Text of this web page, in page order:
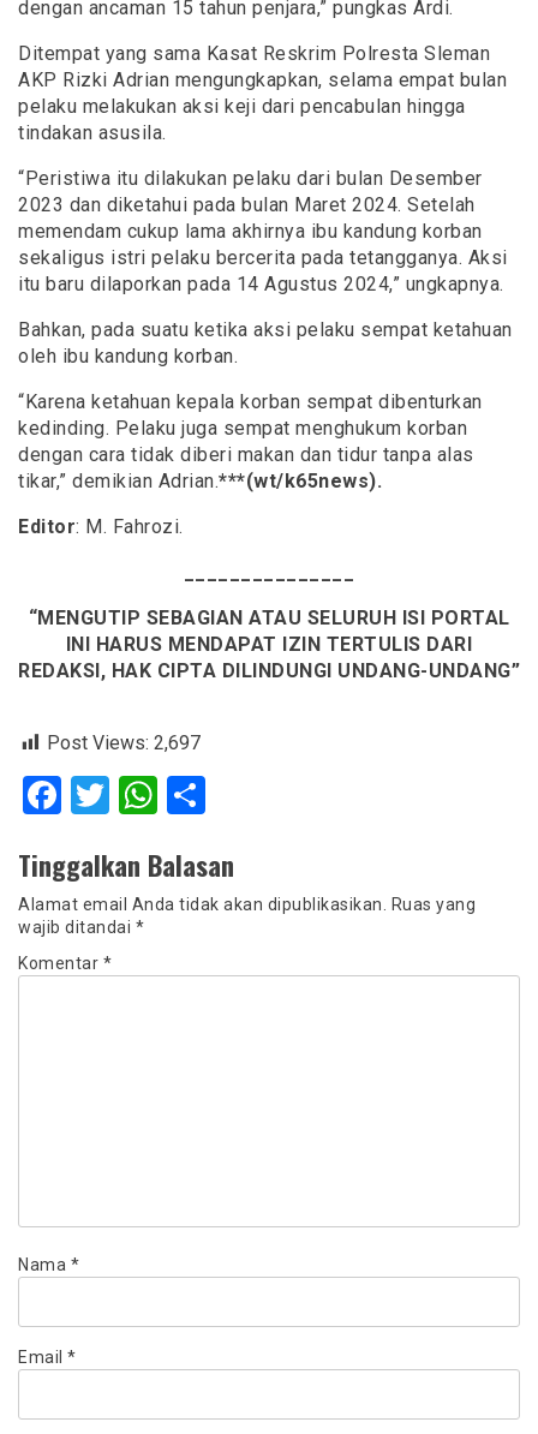
dengan ancaman 15 tahun penjara,” pungkas Ardi.
Ditempat yang sama Kasat Reskrim Polresta Sleman
AKP Rizki Adrian mengungkapkan, selama empat bulan
pelaku melakukan aksi keji dari pencabulan hingga
tindakan asusila.
“Peristiwa itu dilakukan pelaku dari bulan Desember
2023 dan diketahui pada bulan Maret 2024. Setelah
memendam cukup lama akhirnya ibu kandung korban
sekaligus istri pelaku bercerita pada tetangganya. Aksi
itu baru dilaporkan pada 14 Agustus 2024,” ungkapnya.
Bahkan, pada suatu ketika aksi pelaku sempat ketahuan
oleh ibu kandung korban.
“Karena ketahuan kepala korban sempat dibenturkan
kedinding. Pelaku juga sempat menghukum korban
dengan cara tidak diberi makan dan tidur tanpa alas
tikar,” demikian Adrian.***(wt/k65news).
Editor: M. Fahrozi.
“MENGUTIP SEBAGIAN ATAU SELURUH ISI PORTAL
INI HARUS MENDAPAT IZIN TERTULIS DARI
REDAKSI, HAK CIPTA DILINDUNGI UNDANG-UNDANG”
Post Views: 2,697
Facebook
TwitterWhatsApp
Tinggalkan Balasan
Alamat email Anda tidak akan dipublikasikan.
Ruas yang
wajib ditandai *
Komentar *
Nama *
Email *